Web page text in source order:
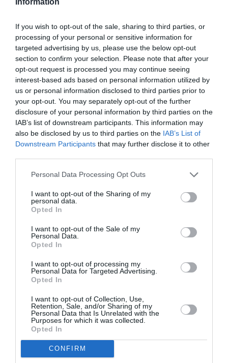
If you wish to opt-out of the sale, sharing to third parties, or
processing of your personal or sensitive information for
targeted advertising by us, please use the below opt-out
section to confirm your selection. Please note that after your
opt-out request is processed you may continue seeing
interest-based ads based on personal information utilized by
us or personal information disclosed to third parties prior to
your opt-out. You may separately opt-out of the further
disclosure of your personal information by third parties on the
IAB’s list of downstream participants. This information may
also be disclosed by us to third parties on the IAB’s List of
Downstream Participants that may further disclose it to other
Personal Data Processing Opt Outs
I want to opt-out of the Sharing of my
personal data.
Opted In
I want to opt-out of the Sale of my
Personal Data.
Opted In
I want to opt-out of processing my
Personal Data for Targeted Advertising.
Opted In
I want to opt-out of Collection, Use,
Retention, Sale, and/or Sharing of my
Personal Data that Is Unrelated with the
Purposes for which it was collected.
Opted In
CONFIRM